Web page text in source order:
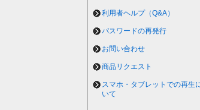
利用者ヘルプ（Q&A）
パスワードの再発行
お問い合わせ
商品リクエスト
スマホ・タブレットでの再生
いて